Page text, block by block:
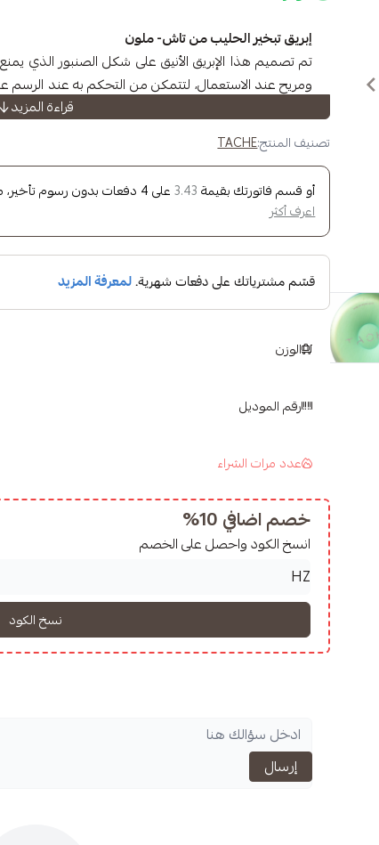
إبريق تبخير الحليب من تاش- ملون
تم تصميم هذا الإبريق الأنيق على شكل الصنبور الذي
ومريح عند الاستعمال، لتتمكن من التحكم به عند الرسم
يتميز الإبريق بأنه:
مصنوع من الستانلس ستيل المتين والمقاوم للصدأ.
يمكن استعمال الإبريق بعدة طرق:
تسخين أو تبخير أو صنع رغوة الحليب.
صب المشروبات السائلة.
المواد: ستانلس ستيل.
السعة: 600 مل.
اللون: ملون.
قراءة المزيد
تصنيف المنتج:TACHE
أو قسم فاتورتك بقيمة 3.43 على4 دفعات بدون رسوم تأخير،
اعرف أكثر
الوزن
رقم الموديل
عدد مرات الشراء
خصم اضافي 10%
انسخ الكود واحصل على الخصم
إرسال